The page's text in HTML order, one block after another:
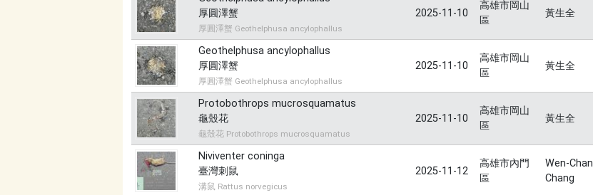
厚圓澤蟹
厚圓澤蟹 Geothelphusa ancylophallus
2025-11-10
高雄市岡山
區
黃生全
Geothelphusa ancylophallus
厚圓澤蟹
厚圓澤蟹 Geothelphusa ancylophallus
2025-11-10
高雄市岡山
區
黃生全
Protobothrops mucrosquamatus
龜殼花
龜殼花 Protobothrops mucrosquamatus
2025-11-10
高雄市岡山
區
黃生全
Niviventer coninga
臺灣刺鼠
溝鼠 Rattus norvegicus
2025-11-12
高雄市內門
區
Wen-Chan
Chang